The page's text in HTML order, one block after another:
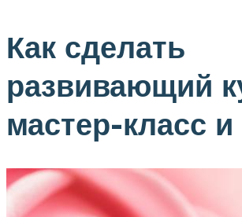
Как сделать
развивающий
мастер-класс